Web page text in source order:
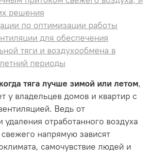
решения
по оптимизации работы
для обеспечения
тяги и воздухообмена в
периоды
когда тяга лучше зимой или летом,
у владельцев домов и квартир с
Ведь от
удаления отработанного воздуха
напрямую зависят
самочувствие людей и